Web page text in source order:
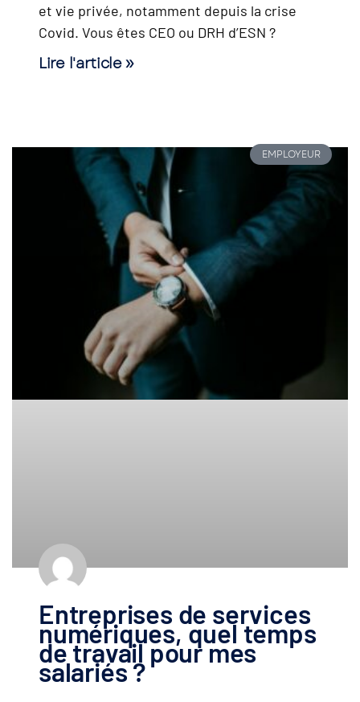
et vie privée, notamment depuis la crise
Covid. Vous êtes CEO ou DRH d’ESN ?
Lire l'article »
EMPLOYEUR
Entreprises de services
numériques, quel temps
de travail pour mes
salariés ?